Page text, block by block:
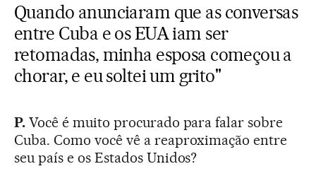
Quando anunciaram que as conversas
entre Cuba e os EUA iam ser
retomadas, minha esposa começou a
chorar, e eu soltei um grito"
P.Você é muito procurado para falar sobre
Cuba. Como você vê a reaproximação entre
seu país e os Estados Unidos?